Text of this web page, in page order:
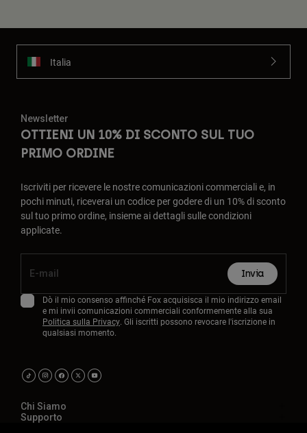
Italia
Newsletter
OTTIENI UN 10% DI SCONTO SUL TUO
PRIMO ORDINE
Iscriviti per ricevere le nostre comunicazioni commerciali e, in
pochi minuti, riceverai un codice per godere di un 10% di sconto
sul tuo primo ordine, insieme ai dettagli sulle condizioni
applicate.
Invia
Dò il mio consenso affinché Fox acquisisca il mio indirizzo email
e mi invii comunicazioni commerciali conformemente alla sua
Politica sulla Privacy. Gli iscritti possono revocare l'iscrizione in
qualsiasi momento.
Chi Siamo
Supporto